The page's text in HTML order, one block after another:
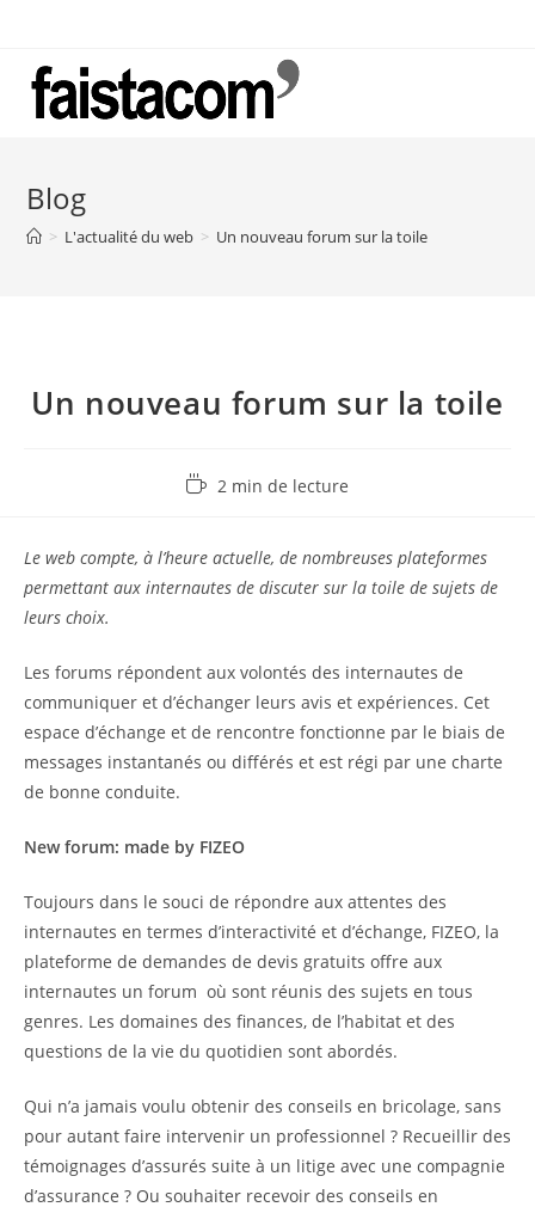
content
Blog
> L'actualité du web > Un nouveau forum sur la toile
Un nouveau forum sur la toile
Temps2 min de lecture
Le web compte, à l’heure actuelle, de nombreuses plateformes
permettant aux internautes de discuter sur la toile de sujets de
leurs choix.
Les forums répondent aux volontés des internautes de
communiquer et d’échanger leurs avis et expériences. Cet
espace d’échange et de rencontre fonctionne par le biais de
messages instantanés ou différés et est régi par une charte
de bonne conduite.
New forum: made by FIZEO
Toujours dans le souci de répondre aux attentes des
internautes en termes d’interactivité et d’échange, FIZEO, la
plateforme de demandes de devis gratuits offre aux
internautes un forum où sont réunis des sujets en tous
genres. Les domaines des finances, de l’habitat et des
questions de la vie du quotidien sont abordés.
Qui n’a jamais voulu obtenir des conseils en bricolage, sans
pour autant faire intervenir un professionnel ? Recueillir des
témoignages d’assurés suite à un litige avec une compagnie
d’assurance ? Ou souhaiter recevoir des conseils en